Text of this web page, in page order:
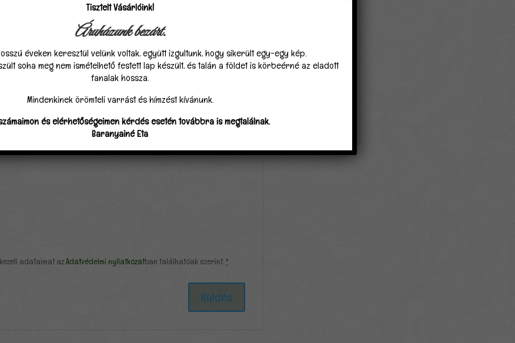
adataimat azAdatvédelmi nyilatkozatban találhatóak szerint. *
Tisztelt Vásárlóink!
Áruházunk bezárt.
éveken keresztül velünk voltak, együtt izgultunk, hogy sikerült egy-egy kép.
soha meg nem ismételhető festett lap készült, és talán a földet is körbeérné az eladott
fanalak hossza.
Mindenkinek örömteli varrást és hímzést kívánunk.
és elérhetőségeimen kérdés esetén továbbra is megtalálnak.
Baranyainé Eta